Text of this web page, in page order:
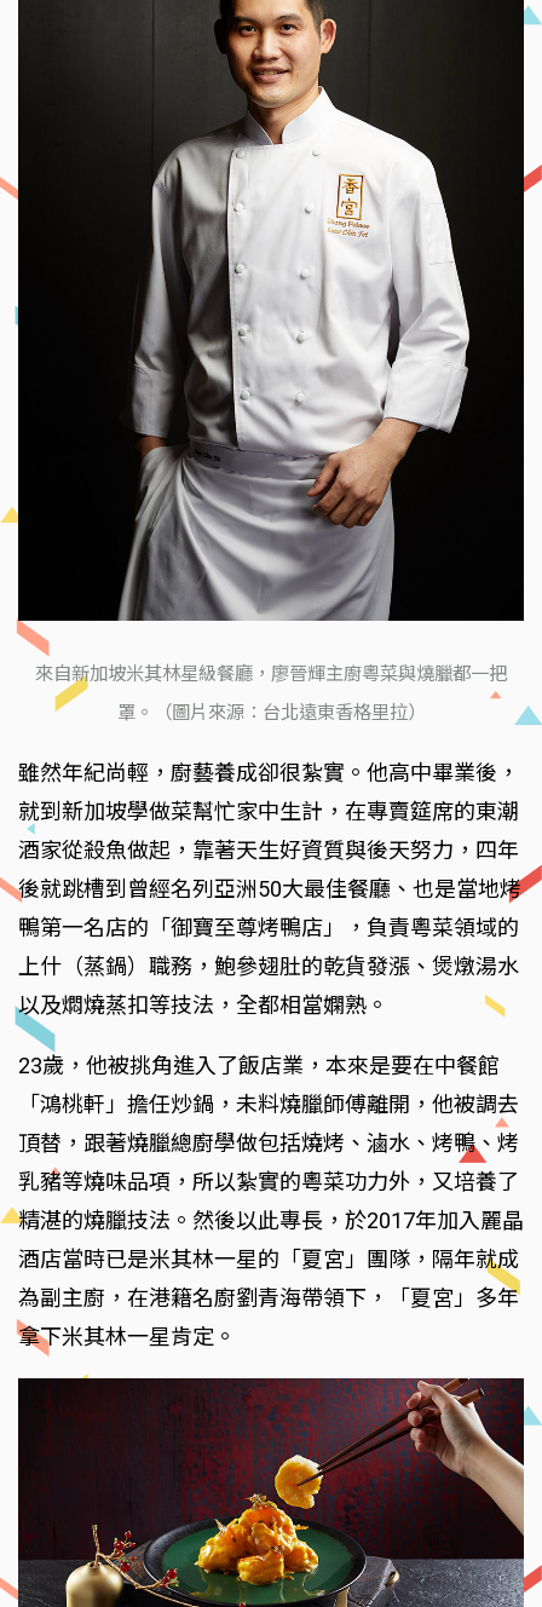
來自新加坡米其林星級餐廳，廖晉輝主廚粵菜與燒臘都一把
罩。（圖片來源：台北遠東香格里拉）
雖然年紀尚輕，廚藝養成卻很紮實。他高中畢業後，
就到新加坡學做菜幫忙家中生計，在專賣筵席的東潮
酒家從殺魚做起，靠著天生好資質與後天努力，四年
後就跳槽到曾經名列亞洲50大最佳餐廳、也是當地烤
鴨第一名店的「御寶至尊烤鴨店」，負責粵菜領域的
上什（蒸鍋）職務，鮑參翅肚的乾貨發漲、煲燉湯水
以及燜燒蒸扣等技法，全都相當嫻熟。
23歲，他被挑角進入了飯店業，本來是要在中餐館
「鴻桃軒」擔任炒鍋，未料燒臘師傅離開，他被調去
頂替，跟著燒臘總廚學做包括燒烤、滷水、烤鴨、烤
乳豬等燒味品項，所以紮實的粵菜功力外，又培養了
精湛的燒臘技法。然後以此專長，於2017年加入麗晶
酒店當時已是米其林一星的「夏宮」團隊，隔年就成
為副主廚，在港籍名廚劉青海帶領下，「夏宮」多年
拿下米其林一星肯定。